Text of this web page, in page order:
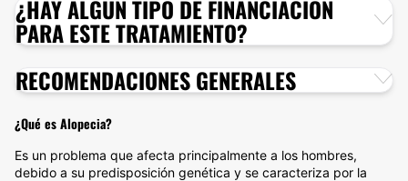
¿HAY ALGÚN TIPO DE FINANCIACIÓN
PARA ESTE TRATAMIENTO?
RECOMENDACIONES GENERALES
¿Qué es Alopecia?
Es un problema que afecta principalmente a los hombres,
debido a su predisposición genética y se caracteriza por la